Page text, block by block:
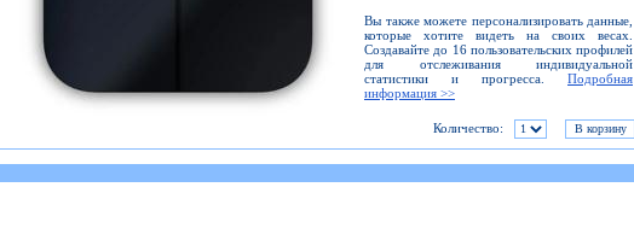
Вы также можете персонализировать данные,
которые хотите видеть на своих весах.
Создавайте до 16 пользовательских профилей
для отслеживания индивидуальной
статистики и прогресса. Подробная
информация >>
Количество: